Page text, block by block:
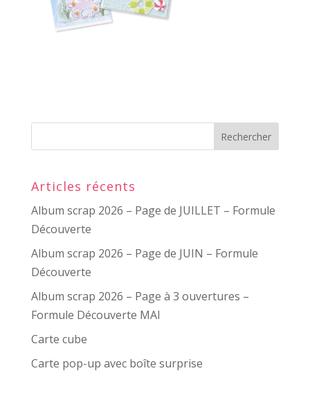
Articles récents
Album scrap 2026 – Page de JUILLET – Formule
Découverte
Album scrap 2026 – Page de JUIN – Formule
Découverte
Album scrap 2026 – Page à 3 ouvertures –
Formule Découverte MAI
Carte cube
Carte pop-up avec boîte surprise